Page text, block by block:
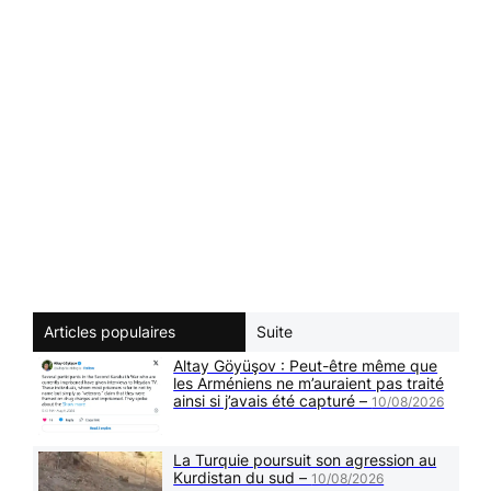
Articles populaires
Suite
Altay Göyüşov : Peut-être même que
les Arméniens ne m’auraient pas traité
ainsi si j’avais été capturé –10/08/2026
La Turquie poursuit son agression au
Kurdistan du sud –10/08/2026